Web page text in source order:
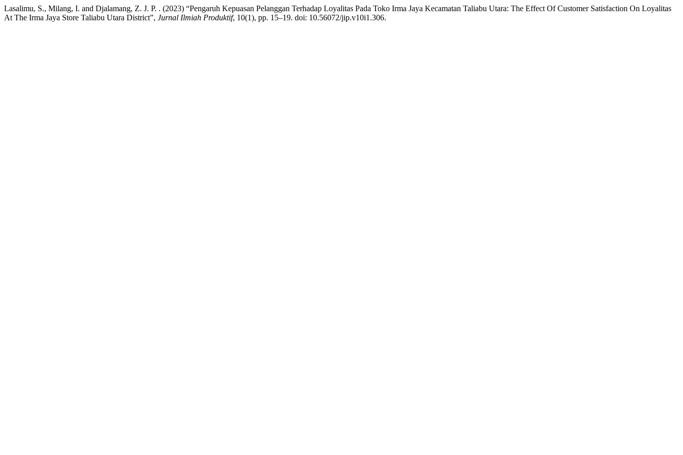
Lasalimu, S., Milang, I. and Djalamang, Z. J. P. . (2023) “Pengaruh Kepuasan Pelanggan Terhadap Loyalitas Pada Toko Irma Jaya Kecamatan Taliabu Utara: The Effect Of Customer Satisfaction On Loyalitas
At The Irma Jaya Store Taliabu Utara District”, Jurnal Ilmiah Produktif, 10(1), pp. 15–19. doi: 10.56072/jip.v10i1.306.